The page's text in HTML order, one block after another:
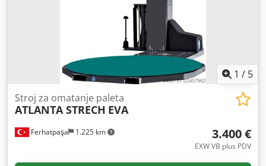
odstupanja od tehničkih podataka kao i pogreške u opisu
artikla – zadržavamo pravo na izmjene.
1 / 5
Ferhatpaşa 1.225 km
Stroj za omatanje paleta
ATLANTA STRECH EVA
3.400 €
EXW VB plus PDV